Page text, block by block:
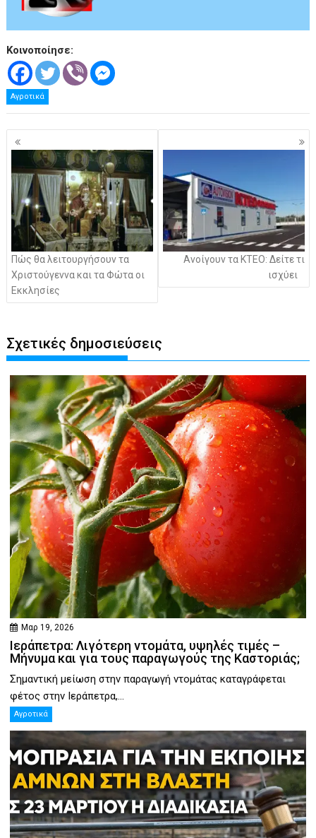
Κοινοποίησε:
Αγροτικά
Πλοήγηση
άρθρων
Πώς θα λειτουργήσουν τα
Χριστούγεννα και τα Φώτα οι
Εκκλησίες
Ανοίγουν τα ΚΤΕΟ: Δείτε τι
ισχύει
Σχετικές δημοσιεύσεις
Μαρ 19, 2026
Ιεράπετρα: Λιγότερη ντομάτα, υψηλές τιμές –
Μήνυμα και για τους παραγωγούς της Καστοριάς;
Σημαντική μείωση στην παραγωγή ντομάτας καταγράφεται
φέτος στην Ιεράπετρα,...
Αγροτικά